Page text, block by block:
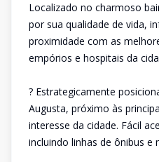
Localizado no charmoso
por sua qualidade de vida,
proximidade com as
empórios e hospitais da
? Estrategicamente
Augusta, próximo às
interesse da cidade. Fácil
incluindo linhas de ônibus e